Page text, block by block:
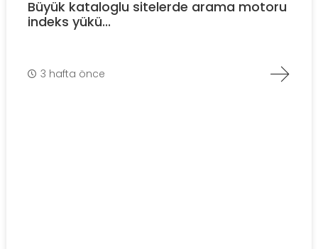
Büyük kataloglu sitelerde arama motoru
indeks yükü...
3 hafta önce